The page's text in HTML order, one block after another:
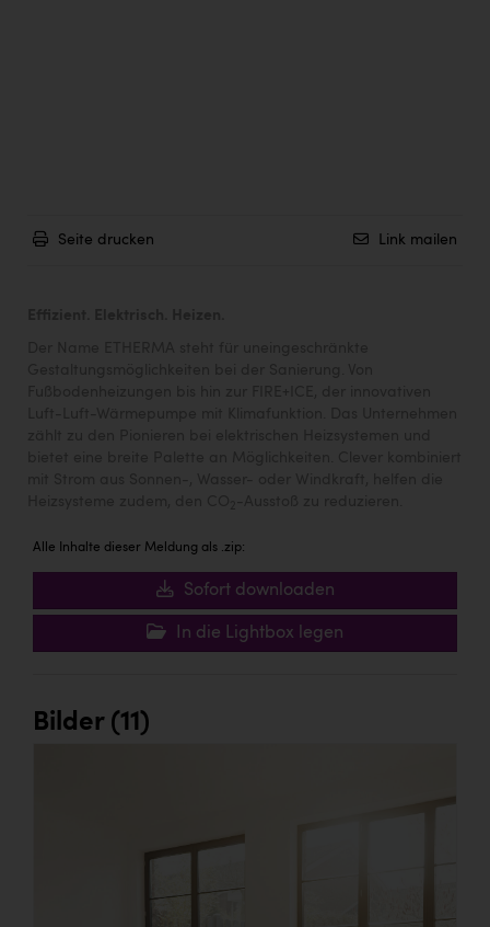
Seite drucken Link mailen
Alle Inhalte dieser Meldung als .zip:
Sofort downloaden
In die Lightbox legen
Bilder (11)